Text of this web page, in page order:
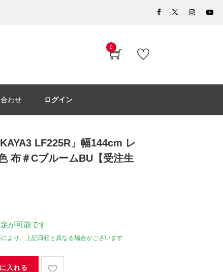
0
わせ ログイン
LF225R」幅144cm レ
布＃CブルームBU【受注生
が可能です
より、上記日程と異なる場合がございます
入れる